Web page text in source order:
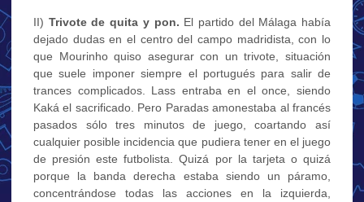
II) Trivote de quita y pon. El partido del Málaga había
dejado dudas en el centro del campo madridista, con lo
que Mourinho quiso asegurar con un trivote, situación
que suele imponer siempre el portugués para salir de
trances complicados. Lass entraba en el once, siendo
Kaká el sacrificado. Pero Paradas amonestaba al francés
pasados sólo tres minutos de juego, coartando así
cualquier posible incidencia que pudiera tener en el juego
de presión este futbolista. Quizá por la tarjeta o quizá
porque la banda derecha estaba siendo un páramo,
concentrándose todas las acciones en la izquierda,